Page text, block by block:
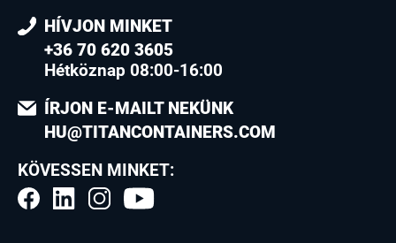
HÍVJON MINKET
+36 70 620 3605
Hétköznap 08:00-16:00
ÍRJON E-MAILT NEKÜNK
HU@TITANCONTAINERS.COM
KÖVESSEN MINKET: